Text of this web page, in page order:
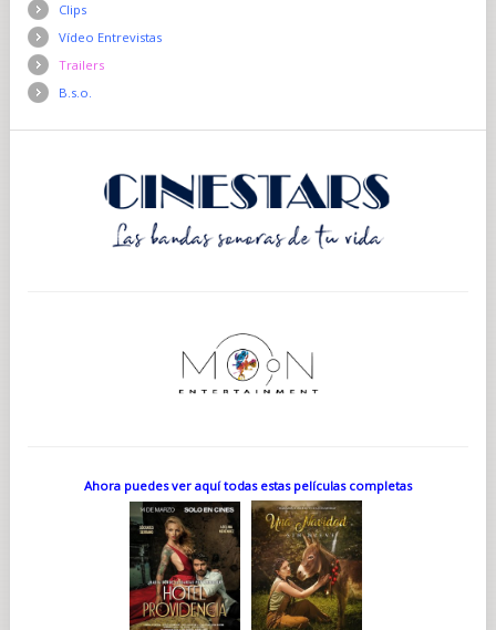
Clips
Vídeo Entrevistas
Trailers
B.s.o.
Ahora puedes ver aquí todas estas películas completas